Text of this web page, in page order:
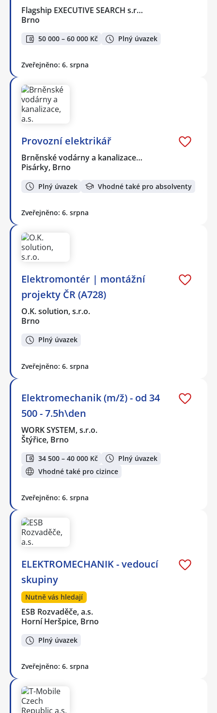
Flagship EXECUTIVE SEARCH s.r…
Brno
50 000 – 60 000 Kč Plný úvazek
Zveřejněno: 6. srpna
Provozní elektrikář
Brněnské vodárny a kanalizace…
Pisárky, Brno
Plný úvazek Vhodné také pro absolventy
Zveřejněno: 6. srpna
Elektromontér | montážní
projekty ČR (A728)
O.K. solution, s.r.o.
Brno
Plný úvazek
Zveřejněno: 6. srpna
Elektromechanik (m/ž) - od 34
500 - 7.5h\den
WORK SYSTEM, s.r.o.
Štýřice, Brno
34 500 – 40 000 Kč
Plný úvazek
Vhodné také pro cizince
Zveřejněno: 6. srpna
ELEKTROMECHANIK - vedoucí
skupiny
Nutně vás hledají
ESB Rozvaděče, a.s.
Horní Heršpice, Brno
Plný úvazek
Zveřejněno: 6. srpna